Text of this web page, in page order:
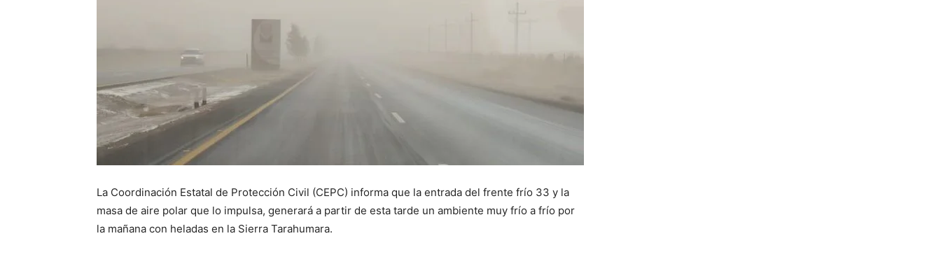
La Coordinación Estatal de Protección Civil (CEPC) informa que la entrada del frente frío 33 y la
masa de aire polar que lo impulsa, generará a partir de esta tarde un ambiente muy frío a frío por
la mañana con heladas en la Sierra Tarahumara.